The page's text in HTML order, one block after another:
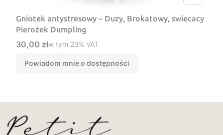
Gniotek antystresowy – Duzy, Brokatowy, swiecacy
Pierożek Dumpling
Cena brutto
30,00 złw tym %s VAT
w tym 23% VAT
Powiadom mnie o dostępności